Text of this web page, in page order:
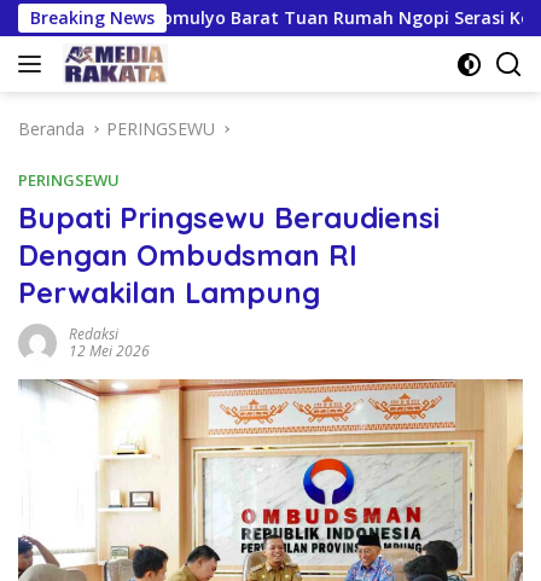
Langsung
ke
konten
Breaking News
Kresnomulyo Barat Tuan Rumah Ngopi Serasi Ke-29
Beranda PERINGSEWU
PERINGSEWU
Bupati Pringsewu Beraudiensi
Dengan Ombudsman RI
Perwakilan Lampung
Redaksi
12 Mei 2026